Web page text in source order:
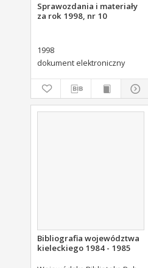
Sprawozdania i materiały
za rok 1998, nr 10
1998
dokument elektroniczny
Bibliografia województwa
kieleckiego 1984 - 1985